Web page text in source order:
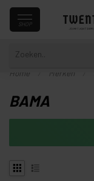
SHOP
Home Merken
BAMA